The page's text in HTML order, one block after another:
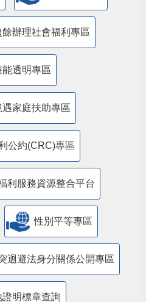
辦理社會福利專區
能透明專區
遇家庭扶助專區
公約(CRC)專區
利服務資源整合平台
性別平等專區
迴避法身分關係公開專區
證明標章查詢